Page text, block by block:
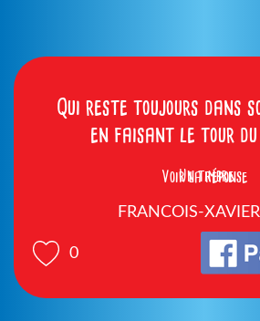
Qui reste toujours dans
en faisant le tour du
Voir la réponse
Un timbre
0
FRANCOIS-